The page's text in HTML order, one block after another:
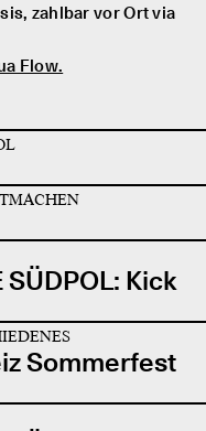
zahlbar vor Ort via
Flow.
SÜDPOL: Kick
Sommerfest